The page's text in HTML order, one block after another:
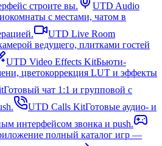
строите вы.
UTD Audio
с местами, чатом в
UTD Live Room
ведущего, плитками гостей
UTD Video Effects KitБьюти-
цветокоррекция LUT и эффекты
Готовый чат 1:1 и групповой с
UTD Calls KitГотовые аудио- и
интерфейсом звонка и push.
полный каталог игр —